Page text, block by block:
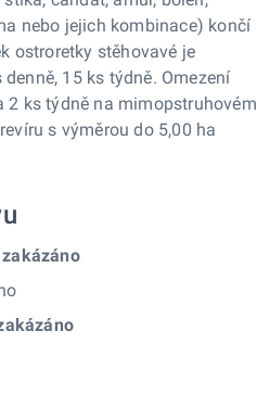
nebo jejich kombinace) končí
ostroretky stěhovavé je
15 ks týdně. Omezení
2 ks týdně na mimopstruhovém
s výměrou do 5,00 ha
zakázáno